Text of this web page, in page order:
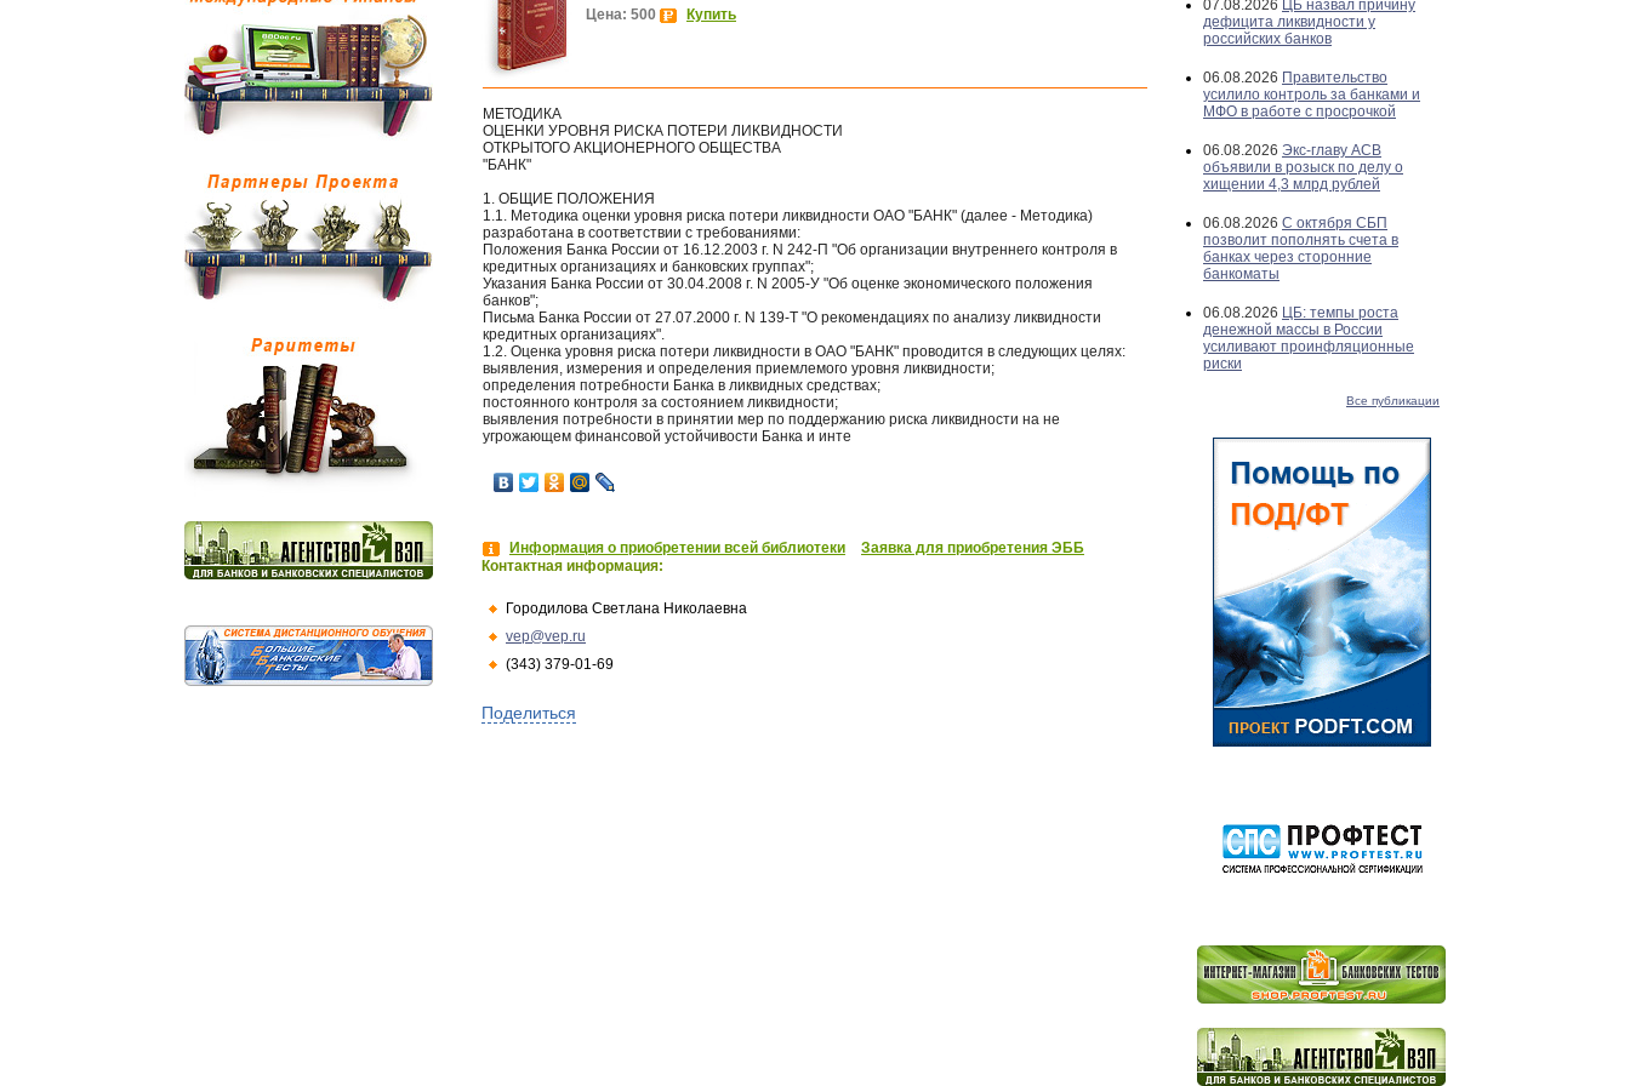
Цена: 500 Купить
МЕТОДИКА
ОЦЕНКИ УРОВНЯ РИСКА ПОТЕРИ ЛИКВИДНОСТИ
ОТКРЫТОГО АКЦИОНЕРНОГО ОБЩЕСТВА
"БАНК"
1. ОБЩИЕ ПОЛОЖЕНИЯ
1.1. Методика оценки уровня риска потери ликвидности ОАО "БАНК" (далее - Методика)
разработана в соответствии с требованиями:
Положения Банка России от 16.12.2003 г. N 242-П "Об организации внутреннего контроля в
кредитных организациях и банковских группах";
Указания Банка России от 30.04.2008 г. N 2005-У "Об оценке экономического положения
банков";
Письма Банка России от 27.07.2000 г. N 139-Т "О рекомендациях по анализу ликвидности
кредитных организациях".
1.2. Оценка уровня риска потери ликвидности в ОАО "БАНК" проводится в следующих целях:
выявления, измерения и определения приемлемого уровня ликвидности;
определения потребности Банка в ликвидных средствах;
постоянного контроля за состоянием ликвидности;
выявления потребности в принятии мер по поддержанию риска ликвидности на не
угрожающем финансовой устойчивости Банка и инте
Информация о приобретении всей библиотеки
Заявка для приобретения ЭББ
Контактная информация:
Городилова Светлана Николаевна
vep@vep.ru
(343) 379-01-69
Поделиться
07.08.2026 ЦБ назвал причину
дефицита ликвидности у
российских банков
06.08.2026 Правительство
усилило контроль за банками и
МФО в работе с просрочкой
06.08.2026 Экс-главу АСВ
объявили в розыск по делу о
хищении 4,3 млрд рублей
06.08.2026 С октября СБП
позволит пополнять счета в
банках через сторонние
банкоматы
06.08.2026 ЦБ: темпы роста
денежной массы в России
усиливают проинфляционные
риски
Все публикации